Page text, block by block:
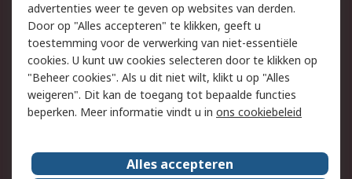
Wettelijk
Cookiebeleid
Email veiligheid
Privacybeleid
Websitevoorwaarden
Algemene
verkoopvoorwaarden
Over RS
advertenties weer te geven op websites van derden.
Door op "Alles accepteren" te klikken, geeft u
toestemming voor de verwerking van niet-essentiële
cookies. U kunt uw cookies selecteren door te klikken op
"Beheer cookies". Als u dit niet wilt, klikt u op "Alles
weigeren". Dit kan de toegang tot bepaalde functies
beperken. Meer informatie vindt u in ons cookiebeleid
Alles accepteren